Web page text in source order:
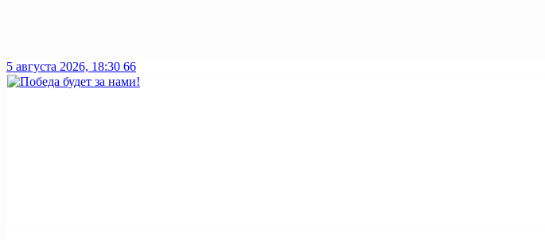
5 августа 2026, 18:30 66